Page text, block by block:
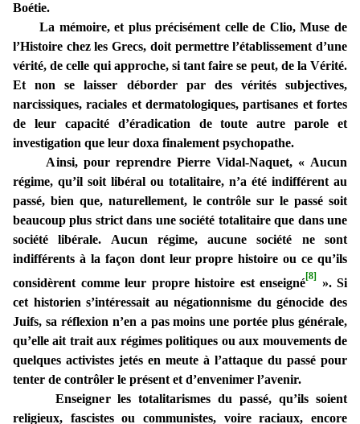
Boétie.
La mémoire, et plus précisément celle de Clio, Muse de
l’Histoire chez les Grecs, doit permettre l’établissement d’une
vérité, de celle qui approche, si tant faire se peut, de la Vérité.
Et non se laisser déborder par des vérités subjectives,
narcissiques, raciales et dermatologiques, partisanes et fortes
de leur capacité d’éradication de toute autre parole et
investigation que leur doxa finalement psychopathe.
Ainsi, pour reprendre Pierre Vidal-Naquet, « Aucun
régime, qu’il soit libéral ou totalitaire, n’a été indifférent au
passé, bien que, naturellement, le contrôle sur le passé soit
beaucoup plus strict dans une société totalitaire que dans une
société libérale. Aucun régime, aucune société ne sont
indifférents à la façon dont leur propre histoire ou ce qu’ils
considèrent comme leur propre histoire est enseigné[8]
». Si
cet historien s’intéressait au négationnisme du génocide des
Juifs, sa réflexion n’en a pas moins une portée plus générale,
qu’elle ait trait aux régimes politiques ou aux mouvements de
quelques activistes jetés en meute à l’attaque du passé pour
tenter de contrôler le présent et d’envenimer l’avenir.
Enseigner les totalitarismes du passé, qu’ils soient
religieux, fascistes ou communistes, voire raciaux, encore